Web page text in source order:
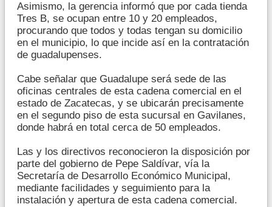
Asimismo, la gerencia informó que por cada tienda
Tres B, se ocupan entre 10 y 20 empleados,
procurando que todos y todas tengan su domicilio
en el municipio, lo que incide así en la contratación
de guadalupenses.
Cabe señalar que Guadalupe será sede de las
oficinas centrales de esta cadena comercial en el
estado de Zacatecas, y se ubicarán precisamente
en el segundo piso de esta sucursal en Gavilanes,
donde habrá en total cerca de 50 empleados.
Las y los directivos reconocieron la disposición por
parte del gobierno de Pepe Saldívar, vía la
Secretaría de Desarrollo Económico Municipal,
mediante facilidades y seguimiento para la
instalación y apertura de esta cadena comercial.